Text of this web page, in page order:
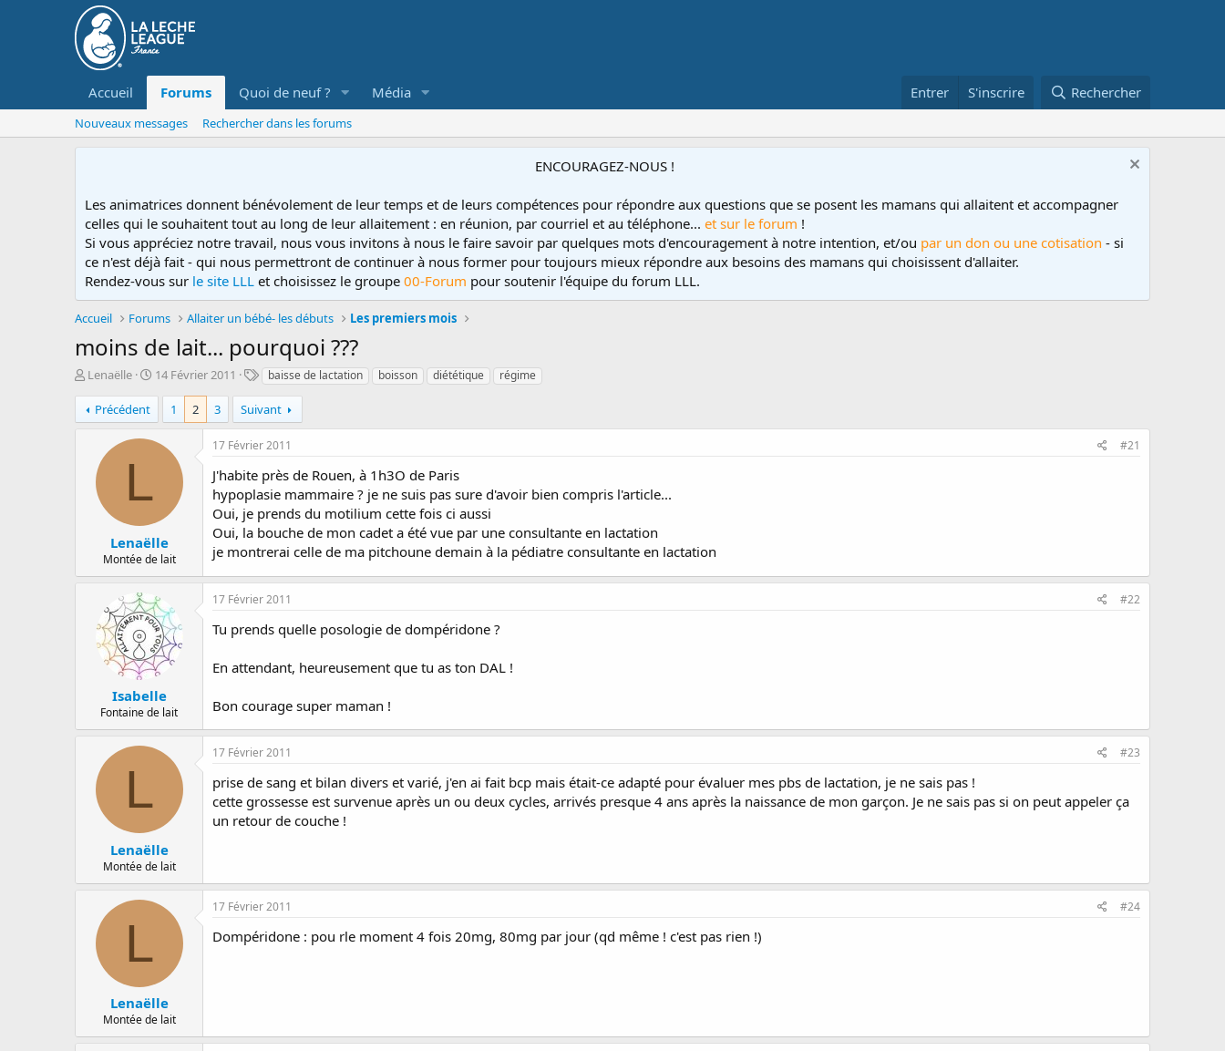
Accueil Forums Quoi de neuf ? Média Entrer S'inscrire Rechercher
Nouveaux messages Rechercher dans les forums
ENCOURAGEZ-NOUS !
Les animatrices donnent bénévolement de leur temps et de leurs compétences pour répondre aux questions que se posent les mamans qui allaitent et accompagner
celles qui le souhaitent tout au long de leur allaitement : en réunion, par courriel et au téléphone... et sur le forum !
Si vous appréciez notre travail, nous vous invitons à nous le faire savoir par quelques mots d'encouragement à notre intention, et/ou par un don ou une cotisation - si
ce n'est déjà fait - qui nous permettront de continuer à nous former pour toujours mieux répondre aux besoins des mamans qui choisissent d'allaiter.
Rendez-vous sur le site LLL et choisissez le groupe 00-Forum pour soutenir l'équipe du forum LLL.
Accueil Forums Allaiter un bébé- les débuts Les premiers mois
moins de lait... pourquoi ???
D
m
a
Lenaëlle
D
e
d
u
t
14 Février 2011
T
g
s
baisse de lactation boisson diététique régime
Précédent 1 2 3 Suivant
L
Lenaëlle
Montée de lait
17 Février 2011 #21
J'habite près de Rouen, à 1h3O de Paris
hypoplasie mammaire ? je ne suis pas sure d'avoir bien compris l'article...
Oui, je prends du motilium cette fois ci aussi
Oui, la bouche de mon cadet a été vue par une consultante en lactation
je montrerai celle de ma pitchoune demain à la pédiatre consultante en lactation
Isabelle
Fontaine de lait
17 Février 2011 #22
Tu prends quelle posologie de dompéridone ?
En attendant, heureusement que tu as ton DAL !
Bon courage super maman !
L
Lenaëlle
Montée de lait
17 Février 2011 #23
prise de sang et bilan divers et varié, j'en ai fait bcp mais était-ce adapté pour évaluer mes pbs de lactation, je ne sais pas !
cette grossesse est survenue après un ou deux cycles, arrivés presque 4 ans après la naissance de mon garçon. Je ne sais pas si on peut appeler ça
un retour de couche !
L
Lenaëlle
Montée de lait
17 Février 2011 #24
Dompéridone : pou rle moment 4 fois 20mg, 80mg par jour (qd même ! c'est pas rien !)